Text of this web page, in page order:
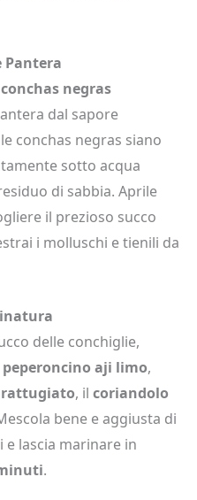
Pantera
negras
dal sapore
conchas negras siano
sotto acqua
di sabbia. Aprile
il prezioso succo
i molluschi e tienili da
delle conchiglie,
peperoncino aji limo,
, il coriandolo
bene e aggiusta di
e lascia marinare in
.